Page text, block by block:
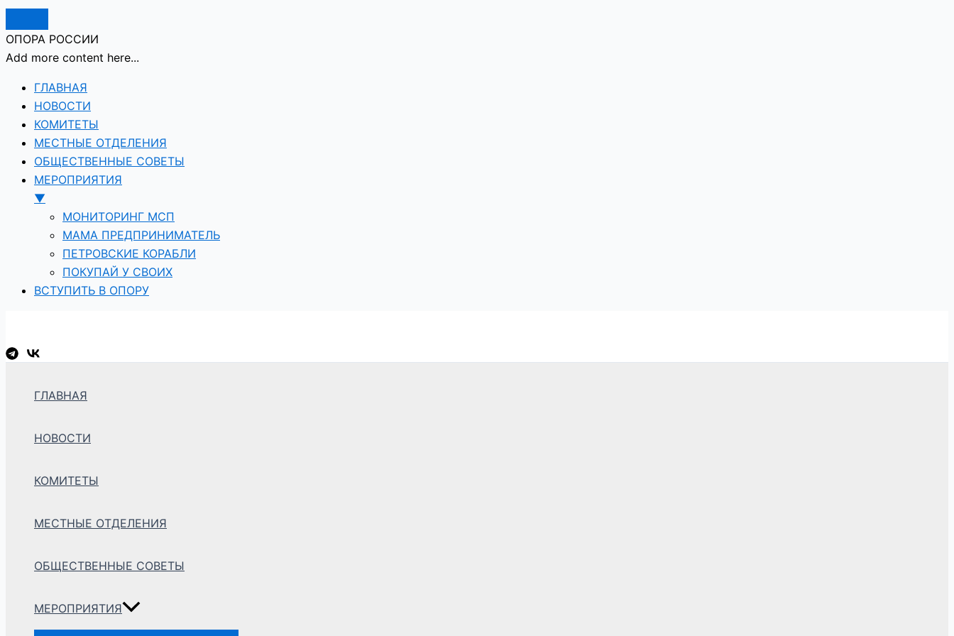
ОПОРА РОССИИ
Add more content here...
ГЛАВНАЯ
НОВОСТИ
КОМИТЕТЫ
МЕСТНЫЕ ОТДЕЛЕНИЯ
ОБЩЕСТВЕННЫЕ СОВЕТЫ
МЕРОПРИЯТИЯ
▼
МОНИТОРИНГ МСП
МАМА ПРЕДПРИНИМАТЕЛЬ
ПЕТРОВСКИЕ КОРАБЛИ
ПОКУПАЙ У СВОИХ
ВСТУПИТЬ В ОПОРУ
содержимому
ГЛАВНАЯ
НОВОСТИ
КОМИТЕТЫ
МЕСТНЫЕ ОТДЕЛЕНИЯ
ОБЩЕСТВЕННЫЕ СОВЕТЫ
МЕРОПРИЯТИЯ